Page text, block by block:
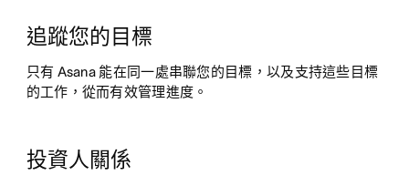
追蹤您的目標
只有 Asana 能在同一處串聯您的目標，以及支持這些目標
的工作，從而有效管理進度。
投資人關係